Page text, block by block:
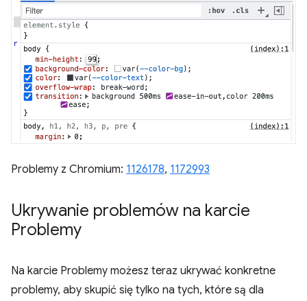
Problemy z Chromium: 1126178, 1172993
Ukrywanie problemów na karcie
Problemy
Na karcie Problemy możesz teraz ukrywać konkretne
problemy, aby skupić się tylko na tych, które są dla